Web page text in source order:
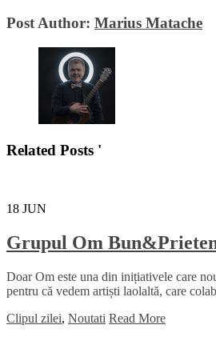
Post Author: Marius Matache
Related Posts '
18 JUN
Grupul Om
Doar Om este una din inițiativele care
pentru că vedem artiști laolaltă, care
Clipul zilei, Noutati Read More